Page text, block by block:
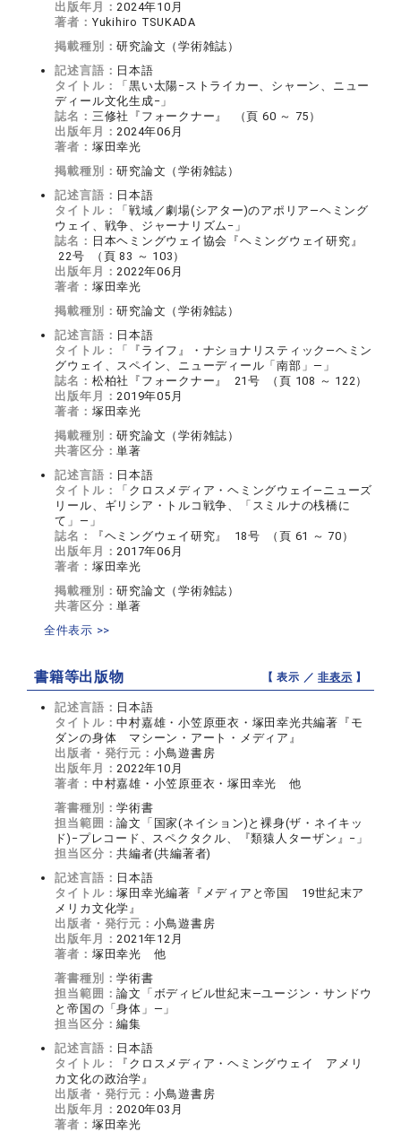
出版年月： 2024年10月
著者： Yukihiro TSUKADA
掲載種別：研究論文（学術雑誌）
記述言語： 日本語
タイトル：
「黒い太陽−ストライカー、シャーン、ニュー
ディール文化生成−」
誌名： 三修社『フォークナー』 （頁 60 ～ 75）
出版年月： 2024年06月
著者： 塚田幸光
掲載種別：研究論文（学術雑誌）
記述言語： 日本語
タイトル：
「戦域／劇場(シアター)のアポリア—ヘミング
ウェイ、戦争、ジャーナリズム−」
誌名： 日本ヘミングウェイ協会『ヘミングウェイ研究』
22号 （頁 83 ～ 103）
出版年月： 2022年06月
著者： 塚田幸光
掲載種別：研究論文（学術雑誌）
記述言語： 日本語
タイトル：
「『ライフ』・ナショナリスティック—ヘミン
グウェイ、スペイン、ニューディール「南部」—」
誌名： 松柏社『フォークナー』 21号 （頁 108 ～ 122）
出版年月： 2019年05月
著者： 塚田幸光
掲載種別：研究論文（学術雑誌）
共著区分：単著
記述言語： 日本語
タイトル：
「クロスメディア・ヘミングウェイ—ニューズ
リール、ギリシア・トルコ戦争、「スミルナの桟橋に
て」—」
誌名：
『ヘミングウェイ研究』 18号 （頁 61 ～ 70）
出版年月： 2017年06月
著者： 塚田幸光
掲載種別：研究論文（学術雑誌）
共著区分：単著
全件表示 >>
書籍等出版物 【 表示 ／非表示 】
記述言語： 日本語
タイトル：中村嘉雄・小笠原亜衣・塚田幸光共編著『モ
ダンの身体 マシーン・アート・メディア』
出版者・発行元： 小鳥遊書房
出版年月： 2022年10月
著者： 中村嘉雄・小笠原亜衣・塚田幸光 他
著書種別：学術書
担当範囲：論文「国家(ネイション)と裸身(ザ・ネイキッ
ド)−プレコード、スペクタクル、『類猿人ターザン』−」
担当区分：共編者(共編著者)
記述言語： 日本語
タイトル：塚田幸光編著『メディアと帝国 19世紀末ア
メリカ文化学』
出版者・発行元： 小鳥遊書房
出版年月： 2021年12月
著者： 塚田幸光 他
著書種別：学術書
担当範囲：論文「ボディビル世紀末―ユージン・サンドウ
と帝国の「身体」―」
担当区分：編集
記述言語： 日本語
タイトル：
『クロスメディア・ヘミングウェイ アメリ
カ文化の政治学』
出版者・発行元： 小鳥遊書房
出版年月： 2020年03月
著者： 塚田幸光